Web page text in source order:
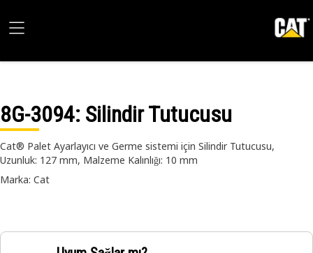
8G-3094: Silindir Tutucusu
Cat® Palet Ayarlayıcı ve Germe sistemi için Silindir Tutucusu,
Uzunluk: 127 mm, Malzeme Kalınlığı: 10 mm
Marka: Cat